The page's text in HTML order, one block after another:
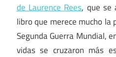
de Laurence Rees, que se
libro que merece mucho la
Segunda Guerra Mundial,
vidas se cruzaron más